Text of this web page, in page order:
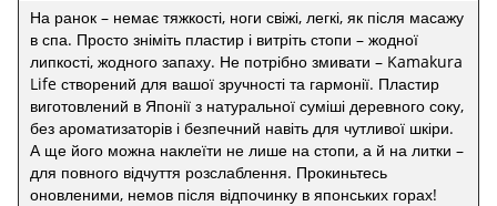
На ранок – немає тяжкості, ноги свіжі, легкі, як після масажу
в спа. Просто зніміть пластир і витріть стопи – жодної
липкості, жодного запаху. Не потрібно змивати – Kamakura
Life створений для вашої зручності та гармонії. Пластир
виготовлений в Японії з натуральної суміші деревного соку,
без ароматизаторів і безпечний навіть для чутливої шкіри.
А ще його можна наклеїти не лише на стопи, а й на литки –
для повного відчуття розслаблення. Прокиньтесь
оновленими, немов після відпочинку в японських горах!